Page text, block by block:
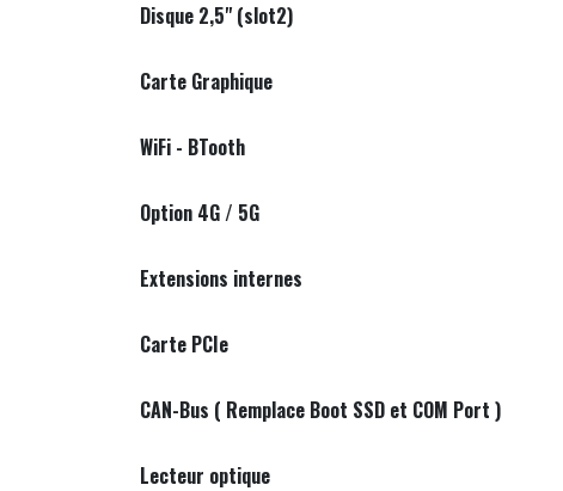
Disque 2,5" (slot2)
Carte Graphique
WiFi - BTooth
Option 4G / 5G
Extensions internes
Carte PCIe
CAN-Bus ( Remplace Boot SSD et COM Port )
Lecteur optique